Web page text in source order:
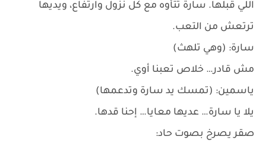
اللي قبلها. سارة تتأوه مع كل نزول وارتفاع، ويديها
ترتعش من التعب.
سارة: (وهي تلهث)
مش قادر… خلاص تعبنا أوي.
ياسمين: (تمسك يد سارة وتدعمها)
يلا يا سارة… عديها معايا… إحنا قدها.
صقر يصرخ بصوت حاد: